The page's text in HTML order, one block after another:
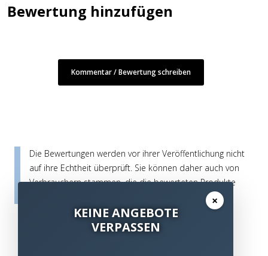
Bewertung hinzufügen
Kommentar / Bewertung schreiben
Die Bewertungen werden vor ihrer Veröffentlichung nicht
auf ihre Echtheit überprüft. Sie können daher auch von
Verbrauchern stammen, die die bewerteten Produkte
×
KEINE ANGEBOTE
VERPASSEN